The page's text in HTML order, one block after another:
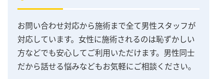
お問い合わせ対応から施術まで全て男性スタッフが
対応しています。女性に施術されるのは恥ずかしい
方などでも安心してご利用いただけます。男性同士
だから話せる悩みなどもお気軽にご相談ください。